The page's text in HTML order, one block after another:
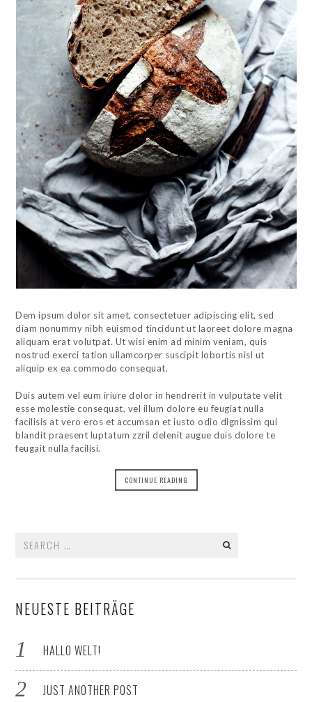
Dem ipsum dolor sit amet, consectetuer adipiscing elit, sed
diam nonummy nibh euismod tincidunt ut laoreet dolore magna
aliquam erat volutpat. Ut wisi enim ad minim veniam, quis
nostrud exerci tation ullamcorper suscipit lobortis nisl ut
aliquip ex ea commodo consequat.
Duis autem vel eum iriure dolor in hendrerit in vulputate velit
esse molestie consequat, vel illum dolore eu feugiat nulla
facilisis at vero eros et accumsan et iusto odio dignissim qui
blandit praesent luptatum zzril delenit augue duis dolore te
feugait nulla facilisi.
CONTINUE READING
for:
NEUESTE BEITRÄGE
HALLO WELT!
JUST ANOTHER POST